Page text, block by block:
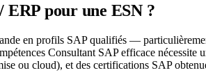
ERP pour une ESN ?
en profils SAP qualifiés —
Consultant SAP efficace nécessite
cloud), et des certifications SAP